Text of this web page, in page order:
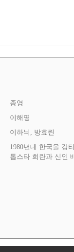
종영
이해영
이하늬, 방효린
1980년대 한국을 강
톱스타 희란과 신인